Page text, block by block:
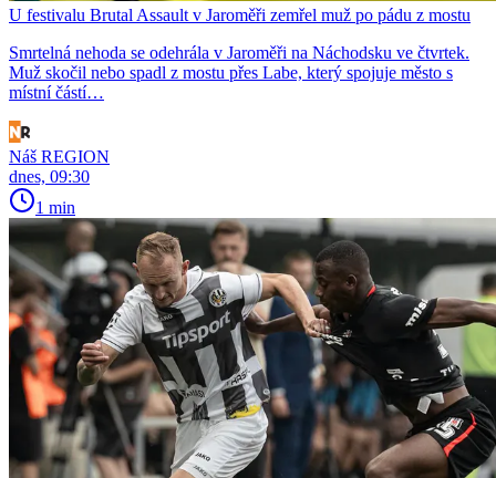
U festivalu Brutal Assault v Jaroměři zemřel muž po pádu z mostu
Smrtelná nehoda se odehrála v Jaroměři na Náchodsku ve čtvrtek.
Muž skočil nebo spadl z mostu přes Labe, který spojuje město s
místní částí…
Náš REGION
dnes, 09:30
1 min